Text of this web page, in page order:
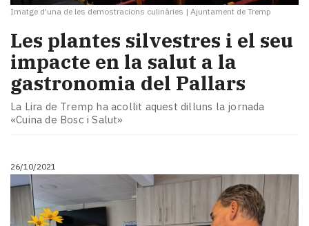
Imatge d'una de les demostracions culinàries | Ajuntament de Tremp
Les plantes silvestres i el seu
impacte en la salut a la
gastronomia del Pallars
La Lira de Tremp ha acollit aquest dilluns la jornada
«Cuina de Bosc i Salut»
26/10/2021